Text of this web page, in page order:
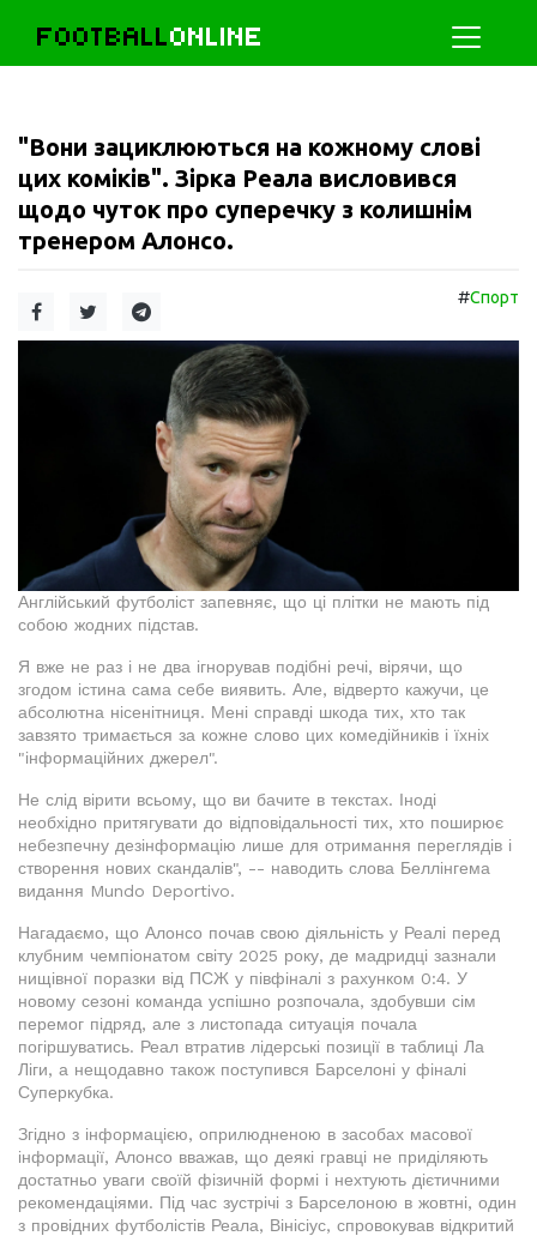
FOOTBALLONLINE
"Вони зациклюються на кожному слові
цих коміків". Зірка Реала висловився
щодо чуток про суперечку з колишнім
тренером Алонсо.
#Спорт
Англійський футболіст запевняє, що ці плітки не мають під
собою жодних підстав.
Я вже не раз і не два ігнорував подібні речі, вірячи, що
згодом істина сама себе виявить. Але, відверто кажучи, це
абсолютна нісенітниця. Мені справді шкода тих, хто так
завзято тримається за кожне слово цих комедійників і їхніх
"інформаційних джерел".
Не слід вірити всьому, що ви бачите в текстах. Іноді
необхідно притягувати до відповідальності тих, хто поширює
небезпечну дезінформацію лише для отримання переглядів і
створення нових скандалів", -- наводить слова Беллінгема
видання Mundo Deportivo.
Нагадаємо, що Алонсо почав свою діяльність у Реалі перед
клубним чемпіонатом світу 2025 року, де мадридці зазнали
нищівної поразки від ПСЖ у півфіналі з рахунком 0:4. У
новому сезоні команда успішно розпочала, здобувши сім
перемог підряд, але з листопада ситуація почала
погіршуватись. Реал втратив лідерські позиції в таблиці Ла
Ліги, а нещодавно також поступився Барселоні у фіналі
Суперкубка.
Згідно з інформацією, оприлюдненою в засобах масової
інформації, Алонсо вважав, що деякі гравці не приділяють
достатньо уваги своїй фізичній формі і нехтують дієтичними
рекомендаціями. Під час зустрічі з Барселоною в жовтні, один
з провідних футболістів Реала, Вінісіус, спровокував відкритий